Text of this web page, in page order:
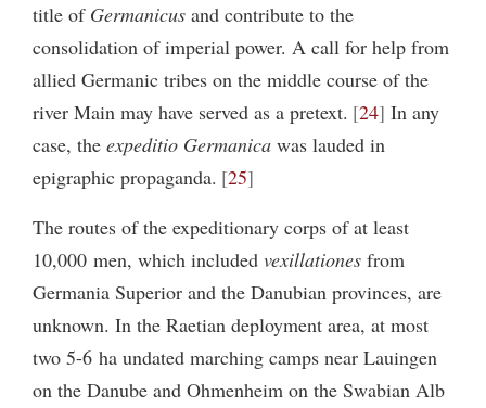
title of Germanicus and contribute to the
consolidation of imperial power. A call for help from
allied Germanic tribes on the middle course of the
river Main may have served as a pretext. 24 In any
case, the expeditio Germanica was lauded in
epigraphic propaganda. 25
The routes of the expeditionary corps of at least
10,000 men, which included vexillationes from
Germania Superior and the Danubian provinces, are
unknown. In the Raetian deployment area, at most
two 5-6 ha undated marching camps near Lauingen
on the Danube and Ohmenheim on the Swabian Alb